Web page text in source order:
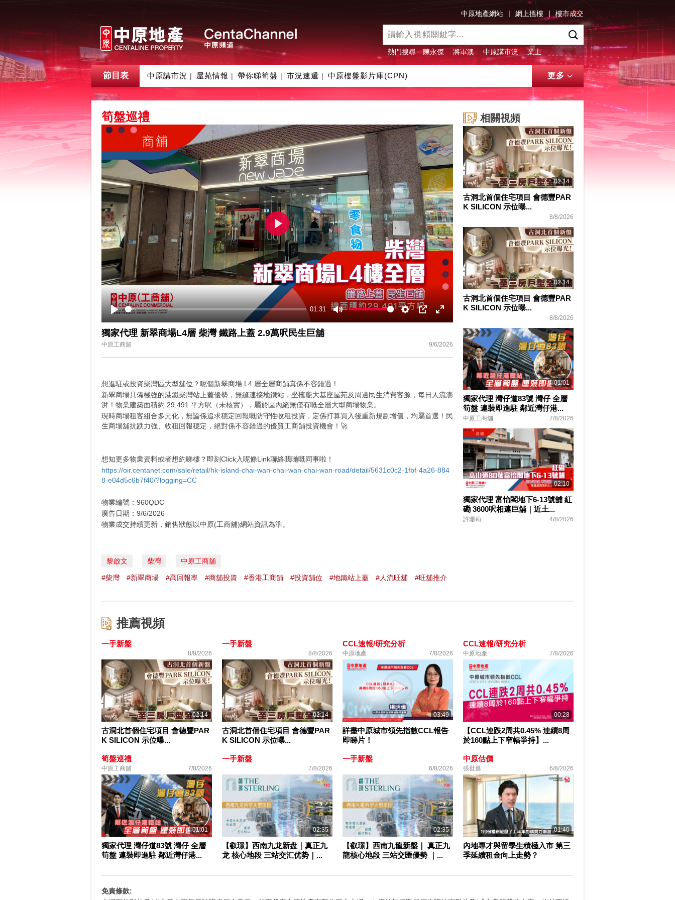
中原地產網站 | 網上搵樓 | 樓市成交
熱門搜尋: 陳永傑 將軍澳 中原講市況 業主
節目表 中原講市況 | 屋苑情報 | 帶你睇筍盤 | 市況速遞 | 中原樓盤影片庫(CPN) 更多
筍盤巡禮
01:31
fullscreen
Play
獨家代理 新翠商場L4層 柴灣 鐵路上蓋 2.9萬呎民生巨舖
中原工商舖 9/6/2026
想進駐或投資柴灣區大型舖位？呢個新翠商場 L4 層全層商舖真係不容錯過！
新翠商場具備極強的港鐵柴灣站上蓋優勢，無縫連接地鐵站，坐擁龐大基座屋苑及周邊民生消費客源，每日人流澎
湃！物業建築面積約 29,491 平方呎（未核實），屬於區內絕無僅有嘅全層大型商場物業。
現時商場租客組合多元化，無論係追求穩定回報嘅防守性收租投資，定係打算買入後重新規劃增值，均屬首選！民
生商場舖抗跌力強、收租回報穩定，絕對係不容錯過的優質工商舖投資機會！🚀
想知更多物業資料或者想約睇樓？即刻Click入呢條Link聯絡我哋嘅同事啦！
https://oir.centanet.com/sale/retail/hk-island-chai-wan-chai-wan-chai-wan-road/detail/5631c0c2-1fbf-4a26-884
8-e04d5c6b7f40/?logging=CC
物業編號：960QDC
廣告日期：9/6/2026
物業成交持續更新，銷售狀態以中原(工商舖)網站資訊為準。
黎啟文 柴灣 中原工商舖
#柴灣 #新翠商場 #高回報率 #商舖投資 #香港工商舖 #投資舖位 #地鐵站上蓋 #人流旺舖 #旺舖推介
相關視頻
02:14
古洞北首個住宅項目 會德豐PAR
K SILICON 示位曝...
8/8/2026
02:14
古洞北首個住宅項目 會德豐PAR
K SILICON 示位曝...
8/8/2026
01:01
獨家代理 灣仔道83號 灣仔 全層
筍盤 連裝即進駐 鄰近灣仔港...
中原工商舖 7/8/2026
02:10
獨家代理 富怡閣地下6-13號舖 紅
磡 3600呎相連巨舖｜近土...
許珊莉 4/8/2026
推薦視頻
一手新盤
8/8/2026
02:14
古洞北首個住宅項目 會德豐PAR
K SILICON 示位曝...
一手新盤
8/8/2026
02:14
古洞北首個住宅項目 會德豐PAR
K SILICON 示位曝...
CCL速報/研究分析
中原地產 7/8/2026
03:49
詳盡中原城市領先指數CCL報告
即睇片！
CCL速報/研究分析
中原地產 7/8/2026
00:28
【CCL連跌2周共0.45% 連續8周
於160點上下窄幅爭持】...
筍盤巡禮
中原工商舖 7/8/2026
01:01
獨家代理 灣仔道83號 灣仔 全層
筍盤 連裝即進駐 鄰近灣仔港...
一手新盤
7/8/2026
02:35
【叡璟】西南九龙新盘｜真正九
龙 核心地段 三站交汇优势｜...
一手新盤
6/8/2026
02:35
【叡璟】西南九龍新盤｜ 真正九
龍核心地段 三站交匯優勢 ｜...
中原估價
張世昌 6/8/2026
01:40
內地專才與留學生積極入市 第三
季延續租金向上走勢？
免責條款: